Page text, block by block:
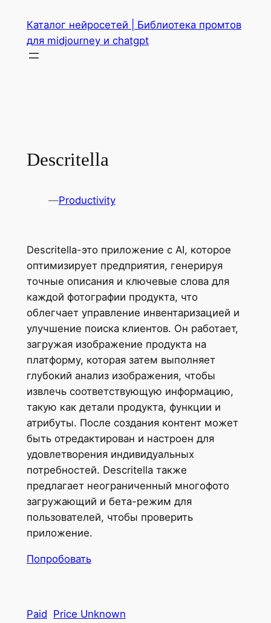
содержимому
Каталог нейросетей | Библиотека промтов
для midjourney и chatgpt
Descritella
—Productivity
Descritella-это приложение с AI, которое
оптимизирует предприятия, генерируя
точные описания и ключевые слова для
каждой фотографии продукта, что
облегчает управление инвентаризацией и
улучшение поиска клиентов. Он работает,
загружая изображение продукта на
платформу, которая затем выполняет
глубокий анализ изображения, чтобы
извлечь соответствующую информацию,
такую ​​как детали продукта, функции и
атрибуты. После создания контент может
быть отредактирован и настроен для
удовлетворения индивидуальных
потребностей. Descritella также
предлагает неограниченный многофото
загружающий и бета-режим для
пользователей, чтобы проверить
приложение.
Попробовать
Paid Price Unknown